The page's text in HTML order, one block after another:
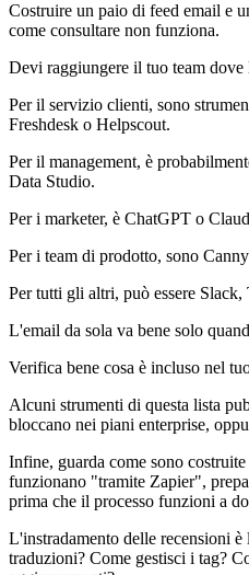
Costruire un paio di feed email e
come consultare non funziona.
Devi raggiungere il tuo team dove
Per il servizio clienti, sono
Freshdesk o Helpscout.
Per il management, è
Data Studio.
Per i marketer, è ChatGPT o
Per i team di prodotto, sono
Per tutti gli altri, può essere Slack,
L'email da sola va bene solo
Verifica bene cosa è incluso nel
Alcuni strumenti di questa lista
bloccano nei piani enterprise,
Infine, guarda come sono
funzionano "tramite Zapier",
prima che il processo funzioni a
L'instradamento delle recensioni
traduzioni? Come gestisci i tag?